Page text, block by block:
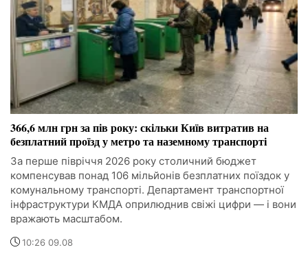
366,6 млн грн за пів року: скільки Київ витратив на
безплатний проїзд у метро та наземному транспорті
За перше півріччя 2026 року столичний бюджет
компенсував понад 106 мільйонів безплатних поїздок у
комунальному транспорті. Департамент транспортної
інфраструктури КМДА оприлюднив свіжі цифри — і вони
вражають масштабом.
10:26 09.08